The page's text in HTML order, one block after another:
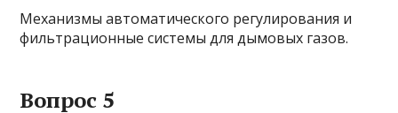
Механизмы автоматического регулирования и
фильтрационные системы для дымовых газов.
Вопрос 5